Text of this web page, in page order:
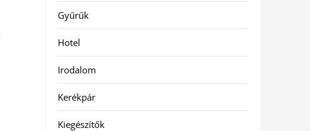
Gyűrűk
Hotel
Irodalom
Kerékpár
Kiegészítők